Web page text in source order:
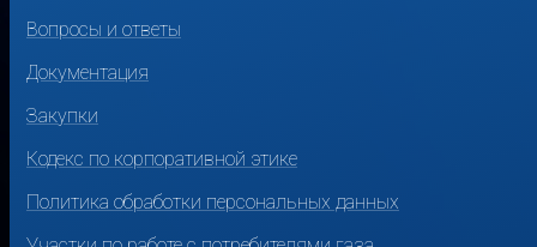
Вопросы и ответы
Документация
Закупки
Кодекс по корпоративной этике
Политика обработки персональных данных